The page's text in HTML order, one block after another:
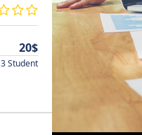
20$
3 Student